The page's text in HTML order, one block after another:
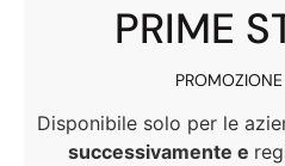
PRIME
PROMOZIONE
Disponibile solo per le
successivamente e